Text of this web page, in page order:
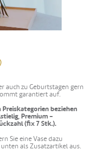
auch zu Geburtstagen gern
garantiert auf.
beziehen
Premium -
(fix 7 Stk.).
Sie eine Vase dazu
als Zusatzartikel aus.